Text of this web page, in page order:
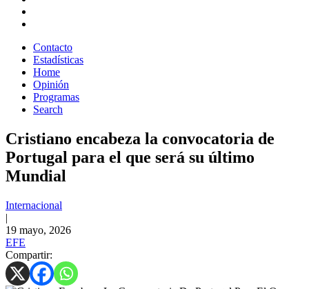
Contacto
Estadísticas
Home
Opinión
Programas
Search
Cristiano encabeza la convocatoria de
Portugal para el que será su último
Mundial
Internacional
|
19 mayo, 2026
EFE
Compartir: